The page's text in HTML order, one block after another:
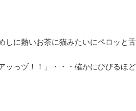
しに熱いお茶に猫みたいにペロッと
アッっヅ！！」・・・確かにびびるほど